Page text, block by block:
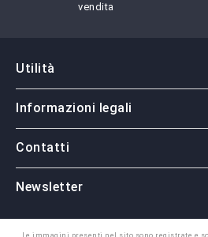
vendita
Utilità
Informazioni legali
Contatti
Newsletter